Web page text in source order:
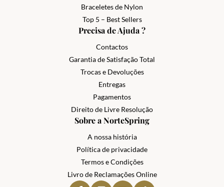
Braceletes de Nylon
Top 5 – Best Sellers
Precisa de Ajuda ?
Contactos
Garantia de Satisfação Total
Trocas e Devoluções
Entregas
Pagamentos
Direito de Livre Resolução
Sobre a NorteSpring
A nossa história
Política de privacidade
Termos e Condições
Livro de Reclamações Online